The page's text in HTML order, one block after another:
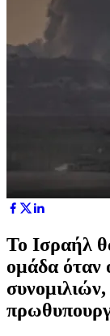
Το Ισραήλ
ομάδα όταν